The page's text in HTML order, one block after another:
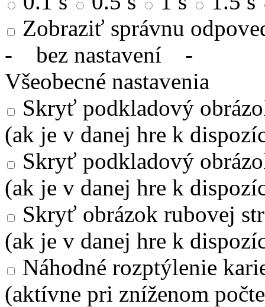
Zobraziť správnu
- bez nastavení -
Všeobecné nastavenia
Skryť podkladový
(ak je v danej hre k
Skryť podkladový
(ak je v danej hre k
Skryť obrázok rubovej
(ak je v danej hre k
Náhodné rozptýlenie
(aktívne pri zníženom